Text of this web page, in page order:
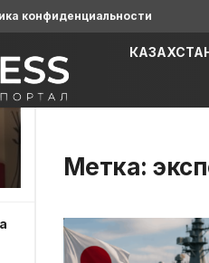
конфиденциальности
Метка: